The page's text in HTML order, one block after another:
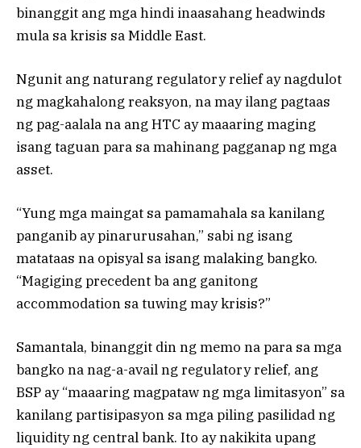
binanggit ang mga hindi inaasahang headwinds
mula sa krisis sa Middle East.
Ngunit ang naturang regulatory relief ay nagdulot
ng magkahalong reaksyon, na may ilang pagtaas
ng pag-aalala na ang HTC ay maaaring maging
isang taguan para sa mahinang pagganap ng mga
asset.
“Yung mga maingat sa pamamahala sa kanilang
panganib ay pinarurusahan,” sabi ng isang
matataas na opisyal sa isang malaking bangko.
“Magiging precedent ba ang ganitong
accommodation sa tuwing may krisis?”
Samantala, binanggit din ng memo na para sa mga
bangko na nag-a-avail ng regulatory relief, ang
BSP ay “maaaring magpataw ng mga limitasyon” sa
kanilang partisipasyon sa mga piling pasilidad ng
liquidity ng central bank. Ito ay nakikita upang